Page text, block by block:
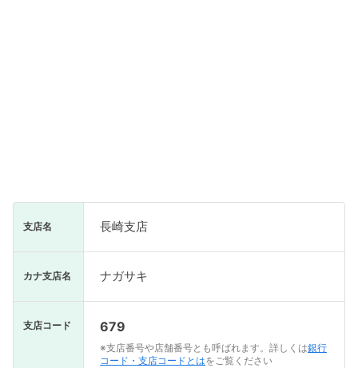
支店名 長崎支店
カナ支店名 ナガサキ
支店コード 679
※支店番号や店舗番号とも呼ばれます。詳しくは銀行
コード・支店コードとはをご覧ください